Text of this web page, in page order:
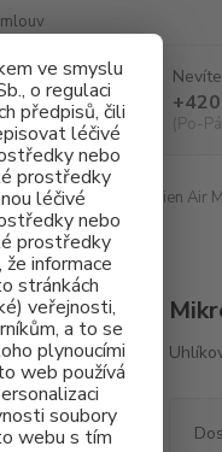
ve smyslu
o regulaci
předpisů, čili
léčivé
nebo
prostředky
léčivé
nebo
prostředky
informace
stránkách
veřejnosti,
a to se
plynoucími
web používá
soubory
webu s tím
(Po-
UHLÍKOVÉ Bien Air